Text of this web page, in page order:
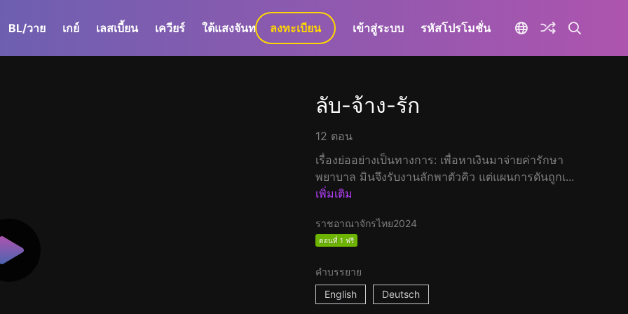
BL/วาย เกย์ เลสเบี้ยน เควียร์ ใต้แสงจันทร์ GaLa+
ลงทะเบียน เข้าสู่ระบบ รหัสโปรโมชั่น
ลับ-จ้าง-รัก
12 ตอน
เรื่องย่ออย่างเป็นทางการ: เพื่อหาเงินมาจ่ายค่ารักษา
พยาบาล มินจึงรับงานลักพาตัวคิว แต่แผนการดันถูกเ...
เพิ่มเติม
ราชอาณาจักรไทย2024
ตอนที่ 1 ฟรี
คำบรรยาย
English
Deutsch